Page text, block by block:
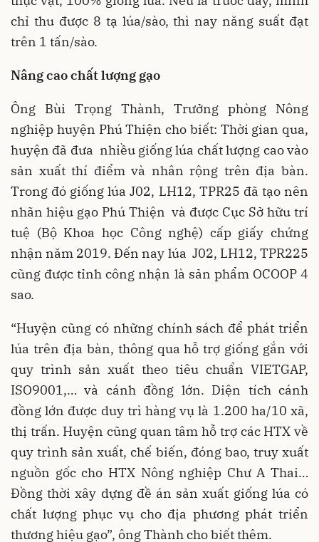
chỉ thu được 8 tạ lúa/sào, thì nay năng suất đạt
trên 1 tấn/sào.
Nâng cao chất lượng gạo
Ông Bùi Trọng Thành, Trưởng phòng Nông
nghiệp huyện Phú Thiện cho biết: Thời gian qua,
huyện đã đưa nhiều giống lúa chất lượng cao vào
sản xuất thí điểm và nhân rộng trên địa bàn.
Trong đó giống lúa J02, LH12, TPR25 đã tạo nên
nhãn hiệu gạo Phú Thiện và được Cục Sở hữu trí
tuệ (Bộ Khoa học Công nghệ) cấp giấy chứng
nhận năm 2019. Đến nay lúa J02, LH12, TPR225
cũng được tỉnh công nhận là sản phẩm OCOOP 4
sao.
“Huyện cũng có những chính sách để phát triển
lúa trên địa bàn, thông qua hỗ trợ giống gắn với
quy trình sản xuất theo tiêu chuẩn VIETGAP,
ISO9001,… và cánh đồng lớn. Diện tích cánh
đồng lớn được duy trì hàng vụ là 1.200 ha/10 xã,
thị trấn. Huyện cũng quan tâm hỗ trợ các HTX về
quy trình sản xuất, chế biến, đóng bao, truy xuất
nguồn gốc cho HTX Nông nghiệp Chư A Thai…
Đồng thời xây dựng đề án sản xuất giống lúa có
chất lượng phục vụ cho địa phương phát triển
thương hiệu gạo”, ông Thành cho biết thêm.